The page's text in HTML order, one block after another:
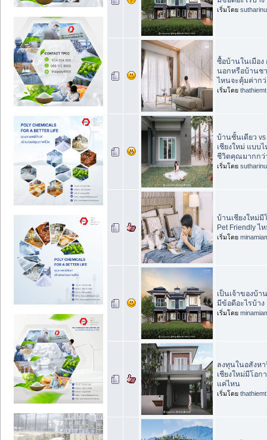
เริ่มโดย
ซื้อบ้านในเมือ
นอกหรือบ้านช
ไหนจะคุ้มค่าก
เริ่มโดย thathiemt
บ้านชั้นเดียว
เชียงใหม่ แบบ
ชีวิตคุณมากกว่
เริ่มโดย
บ้านเชียงใหม่มี
Pet Friendly ไ
เริ่มโดย
เป็นเจ้าของบ้า
มีข้อดีอะไรบ้าง
เริ่มโดย
ลงทุนในอสังห
เชียงใหม่มีโอก
แค่ไหน
เริ่มโดย thathiemt